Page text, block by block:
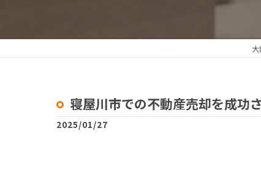
寝屋川市での不動産売却を成功
2025/01/27